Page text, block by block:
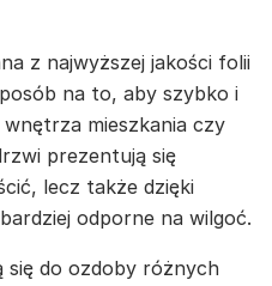
z najwyższej jakości folii
na to, aby szybko i
mieszkania czy
prezentują się
lecz także dzięki
odporne na wilgoć.
się do ozdoby różnych